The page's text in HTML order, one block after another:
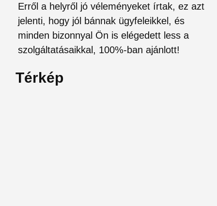
Erről a helyről jó véleményeket írtak, ez azt
jelenti, hogy jól bánnak ügyfeleikkel, és
minden bizonnyal Ön is elégedett less a
szolgáltatásaikkal, 100%-ban ajánlott!
Térkép